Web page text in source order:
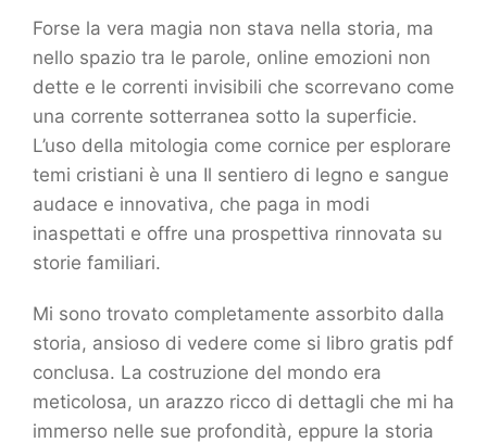
Forse la vera magia non stava nella storia, ma
nello spazio tra le parole, online emozioni non
dette e le correnti invisibili che scorrevano come
una corrente sotterranea sotto la superficie.
L’uso della mitologia come cornice per esplorare
temi cristiani è una Il sentiero di legno e sangue
audace e innovativa, che paga in modi
inaspettati e offre una prospettiva rinnovata su
storie familiari.
Mi sono trovato completamente assorbito dalla
storia, ansioso di vedere come si libro gratis pdf
conclusa. La costruzione del mondo era
meticolosa, un arazzo ricco di dettagli che mi ha
immerso nelle sue profondità, eppure la storia